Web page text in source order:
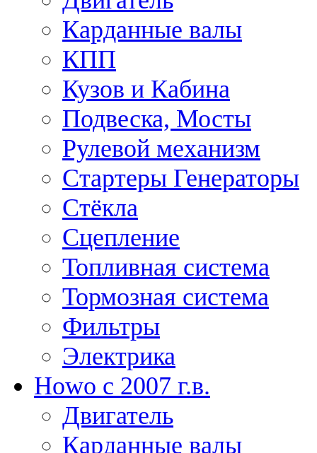
Карданные валы
КПП
Кузов и Кабина
Подвеска, Мосты
Рулевой механизм
Стартеры Генераторы
Стёкла
Сцепление
Топливная система
Тормозная система
Фильтры
Электрика
Howo c 2007 г.в.
Двигатель
Карданные валы